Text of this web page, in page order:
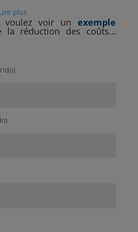
plus
voulez voir un exemple
la réduction des coûts…